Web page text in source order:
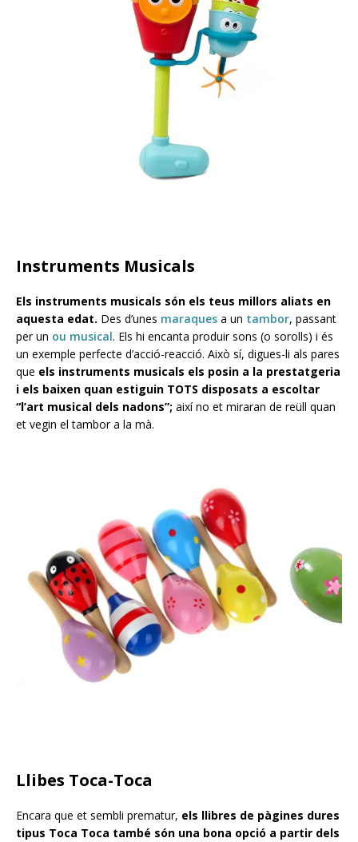
Instruments Musicals
Els instruments musicals són els teus millors aliats en
aquesta edat. Des d’unes maraques a un tambor, passant
per un ou musical. Els hi encanta produir sons (o sorolls) i és
un exemple perfecte d’acció-reacció. Això sí, digues-li als pares
que els instruments musicals els posin a la prestatgeria
i els baixen quan estiguin TOTS disposats a escoltar
“l’art musical dels nadons”; així no et miraran de reüll quan
et vegin el tambor a la mà.
Llibes Toca-Toca
Encara que et sembli prematur, els llibres de pàgines dures
tipus Toca Toca també són una bona opció a partir dels